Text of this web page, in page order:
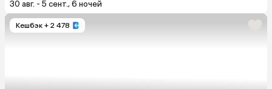
30 авг. - 5 сент., 6 ночей
Кешбэк + 2 478